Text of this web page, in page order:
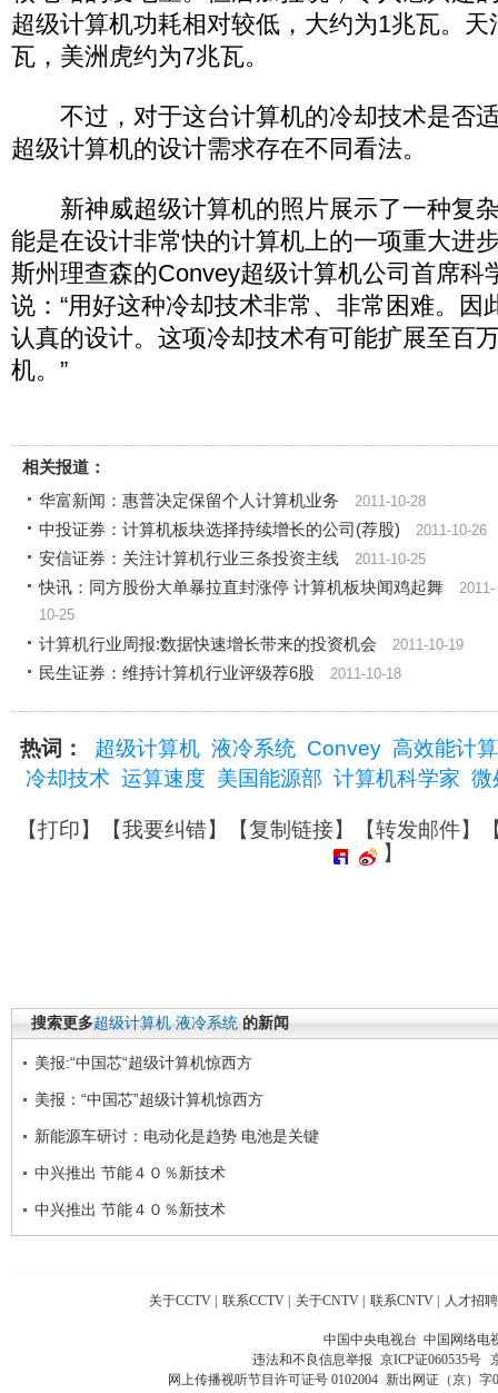
超级计算机功耗相对较低，大约为1兆瓦。
瓦，美洲虎约为7兆瓦。
不过，对于这台计算机的冷却技术是否
超级计算机的设计需求存在不同看法。
新神威超级计算机的照片展示了一种复
能是在设计非常快的计算机上的一项重大进
斯州理查森的Convey超级计算机公司首席科
说：“用好这种冷却技术非常、非常困难。因
认真的设计。这项冷却技术有可能扩展至百
机。”
相关报道：
华富新闻：惠普决定保留个人计算机业务
2011-10-28
中投证券：计算机板块选择持续增长的公司(荐股) 2011-10-26
安信证券：关注计算机行业三条投资主线 2011-10-25
快讯：同方股份大单暴拉直封涨停 计算机板块闻鸡起舞 2011-
10-25
计算机行业周报:数据快速增长带来的投资机会
2011-10-19
民生证券：维持计算机行业评级荐6股 2011-10-18
热词： 超级计算机 液冷系统 Convey 高效能计算
冷却技术 运算速度 美国能源部 计算机科学家 微
【打印】【我要纠错】【复制链接】【转发邮件】
】
搜索更多超级计算机 液冷系统 的新闻
美报:“中国芯“超级计算机惊西方
美报：“中国芯”超级计算机惊西方
新能源车研讨：电动化是趋势 电池是关键
中兴推出 节能４０％新技术
中兴推出 节能４０％新技术
关于CCTV | 联系CCTV | 关于CNTV | 联系CNTV | 人才招聘
中国中央电视台 中国网络电
违法和不良信息举报 京ICP证060535号
网上传播视听节目许可证号 0102004 新出网证（京）